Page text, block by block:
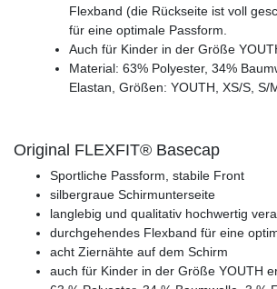
Flexband (die Rückseite ist voll
für eine optimale Passform.
Auch für Kinder in der Größe
Material: 63% Polyester, 34%
Elastan, Größen: YOUTH, XS/S, S/
Original FLEXFIT® Basecap
Sportliche Passform, stabile Front
silbergraue Schirmunterseite
langlebig und qualitativ hochwertig
durchgehendes Flexband für eine
acht Ziernähte auf dem Schirm
auch für Kinder in der Größe YOUTH